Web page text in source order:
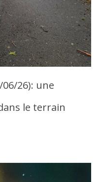
26): une
le terrain